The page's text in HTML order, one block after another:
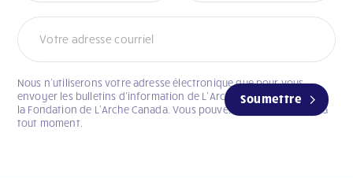
Soumettre
Nous n’utiliserons votre adresse électronique que pour vous
envoyer les bulletins d’information de L’Arche Canada et celui de
la Fondation de L’Arche Canada. Vous pouvez vous désabonner à
tout moment.